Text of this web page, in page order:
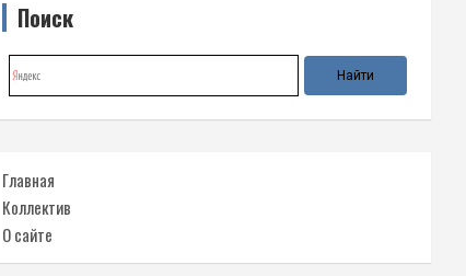
Поиск
Главная
Коллектив
О сайте